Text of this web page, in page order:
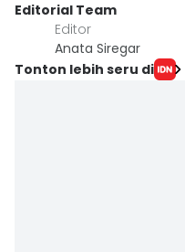
Editorial Team
Editor
Anata Siregar
Tonton lebih seru di